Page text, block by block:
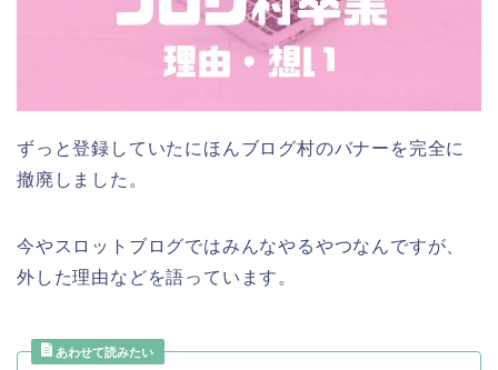
ずっと登録していたにほんブログ村のバナーを完全に
撤廃しました。
今やスロットブログではみんなやるやつなんですが、
外した理由などを語っています。